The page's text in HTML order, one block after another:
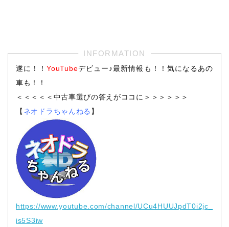
遂に！！YouTubeデビュー♪最新情報も！！気になるあの
車も！！
＜＜＜＜＜中古車選びの答えがココに＞＞＞＞＞＞
【 ネオドラちゃんねる 】
https://www.youtube.com/channel/UCu4HUUJpdT0i2jc_
is5S3iw